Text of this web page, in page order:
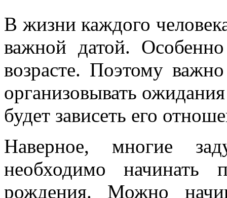
В жизни каждого
важной датой.
возрасте. Поэтому
организовывать
будет зависеть его
Наверное, многие
необходимо начинать
рождения. Можно